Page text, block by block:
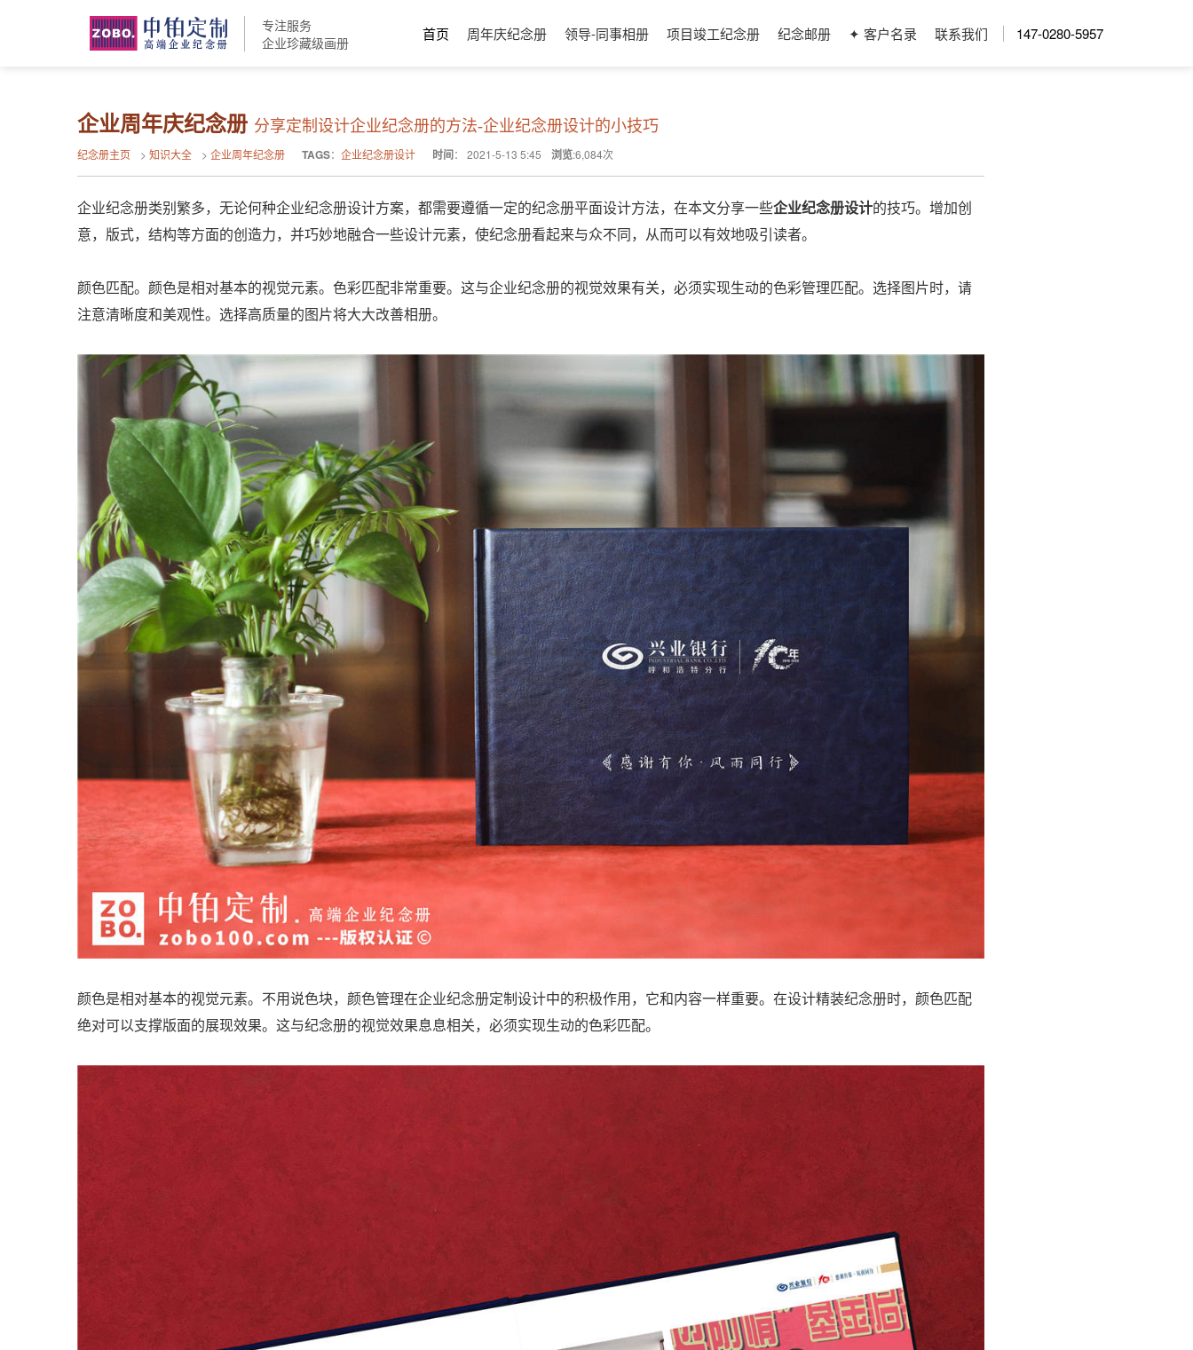
专注服务
企业珍藏级画册
首页 周年庆纪念册 领导-同事相册 项目竣工纪念册 纪念邮册 ✦ 客户名录 联系我们 147-0280-5957
企业周年庆纪念册 分享定制设计企业纪念册的方法-企业纪念册设计的小技巧
纪念册主页 >知识大全 >企业周年纪念册 TAGS：企业纪念册设计 时间：2021-5-13 5:45 浏览:6,084次
企业纪念册类别繁多，无论何种企业纪念册设计方案，都需要遵循一定的纪念册平面设计方法，在本文分享一些企业纪念册设计的技巧。增加创
意，版式，结构等方面的创造力，并巧妙地融合一些设计元素，使纪念册看起来与众不同，从而可以有效地吸引读者。
颜色匹配。颜色是相对基本的视觉元素。色彩匹配非常重要。这与企业纪念册的视觉效果有关，必须实现生动的色彩管理匹配。选择图片时，请
注意清晰度和美观性。选择高质量的图片将大大改善相册。
颜色是相对基本的视觉元素。不用说色块，颜色管理在企业纪念册定制设计中的积极作用，它和内容一样重要。在设计精装纪念册时，颜色匹配
绝对可以支撑版面的展现效果。这与纪念册的视觉效果息息相关，必须实现生动的色彩匹配。